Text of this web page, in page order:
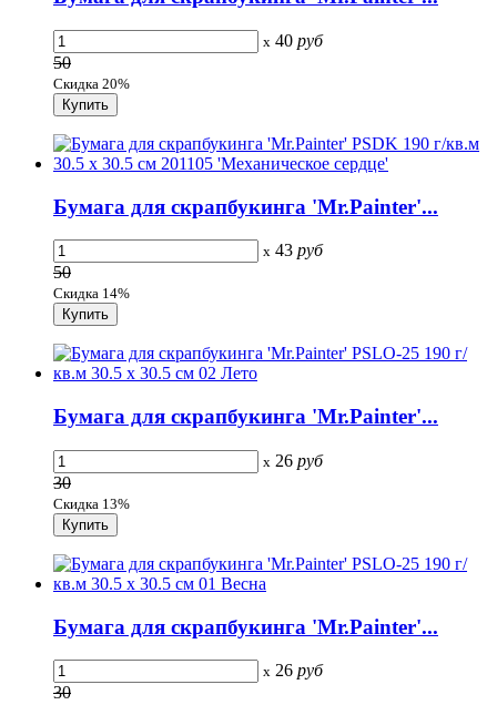
x 40 руб
50
Скидка 20%
Бумага для скрапбукинга 'Mr.Painter'...
x 43 руб
50
Скидка 14%
Бумага для скрапбукинга 'Mr.Painter'...
x 26 руб
30
Скидка 13%
Бумага для скрапбукинга 'Mr.Painter'...
x 26 руб
30